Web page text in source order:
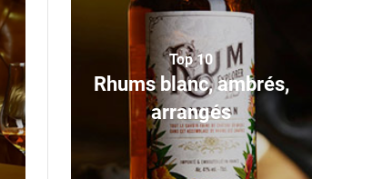
Top 10
Rhums blanc, ambrés,
arrangés